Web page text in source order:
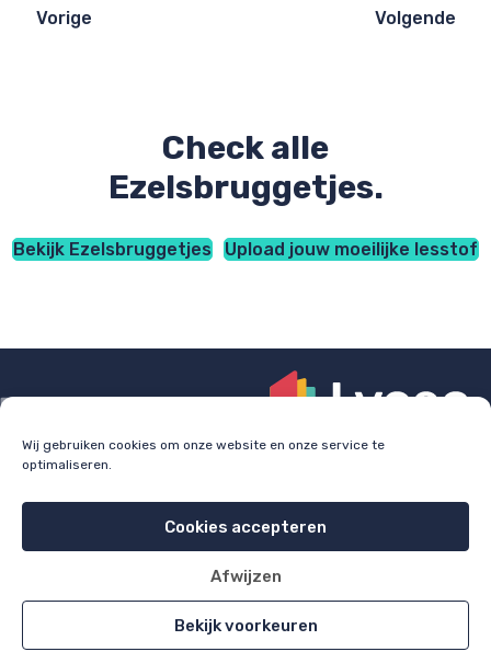
Wij gebruiken cookies om onze website en onze service te
optimaliseren.
Cookies accepteren
Afwijzen
Bekijk voorkeuren
Vorige Volgende
Check alle
Ezelsbruggetjes.
Bekijk Ezelsbruggetjes Upload jouw moeilijke lesstof
examentraining.
All rights reserved 2026